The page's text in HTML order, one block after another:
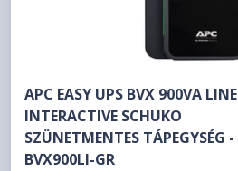
APC EASY UPS BVX 900VA LINE
INTERACTIVE SCHUKO
SZÜNETMENTES TÁPEGYSÉG -
BVX900LI-GR